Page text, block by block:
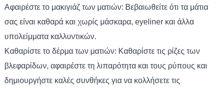
Αφαιρέστε το μακιγιάζ των ματιών: Βεβαιωθείτε ότι τα μάτια
σας είναι καθαρά και χωρίς μάσκαρα, eyeliner και άλλα
υπολείμματα καλλυντικών.
Καθαρίστε το δέρμα των ματιών: Καθαρίστε τις ρίζες των
βλεφαρίδων, αφαιρέστε τη λιπαρότητα και τους ρύπους και
δημιουργήστε καλές συνθήκες για να κολλήσετε τις